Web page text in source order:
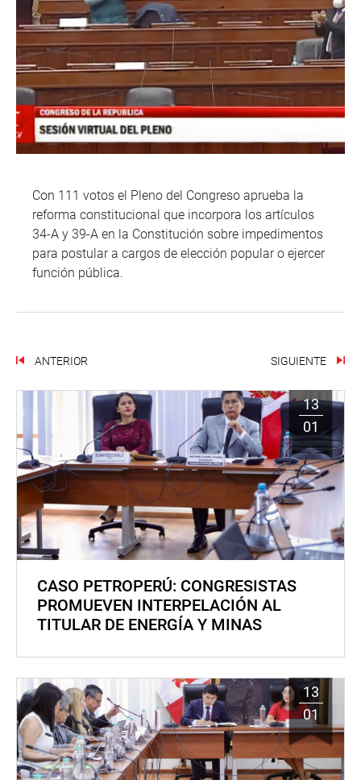
Con 111 votos el Pleno del Congreso aprueba la
reforma constitucional que incorpora los artículos
34-A y 39-A en la Constitución sobre impedimentos
para postular a cargos de elección popular o ejercer
función pública.
ANTERIOR SIGUIENTE
13
01
CASO PETROPERÚ: CONGRESISTAS
PROMUEVEN INTERPELACIÓN AL
TITULAR DE ENERGÍA Y MINAS
13
01